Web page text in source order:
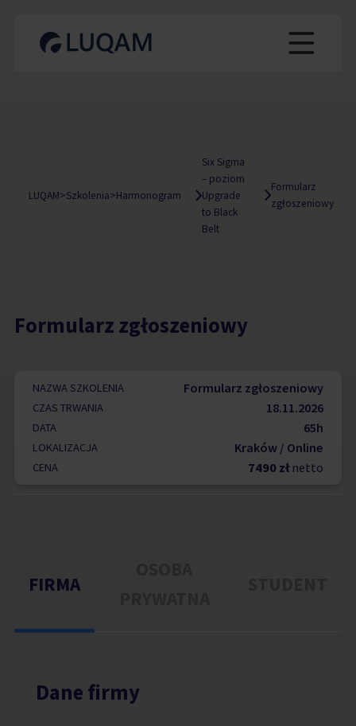
LUQAM>Szkolenia>Harmonogram
Six Sigma
– poziom
Upgrade
to Black
Belt
Formularz
zgłoszeniowy
Formularz zgłoszeniowy
NAZWA SZKOLENIA Formularz zgłoszeniowy
CZAS TRWANIA 18.11.2026
DATA 65h
LOKALIZACJA Kraków / Online
CENA 7490 zł netto
FIRMA
Dane firmy